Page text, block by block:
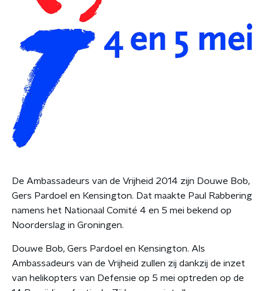
De Ambassadeurs van de Vrijheid 2014 zijn Douwe Bob,
Gers Pardoel en Kensington. Dat maakte Paul Rabbering
namens het Nationaal Comité 4 en 5 mei bekend op
Noorderslag in Groningen.
Douwe Bob, Gers Pardoel en Kensington. Als
Ambassadeurs van de Vrijheid zullen zij dankzij de inzet
van helikopters van Defensie op 5 mei optreden op de